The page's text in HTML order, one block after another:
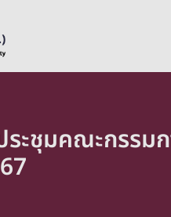
ะชุมคณะกรรม